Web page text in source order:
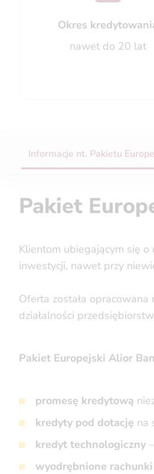
Okres
nawet do 20 lat
Informacje nt. Pakietu
Pakiet
Klientom ubiegającym się
inwestycji, nawet przy
Oferta została
działalności
Pakiet Europejski Alior
promesę kredytową
kredyty pod dotację na
kredyt technologiczny
wyodrębnione rachunki